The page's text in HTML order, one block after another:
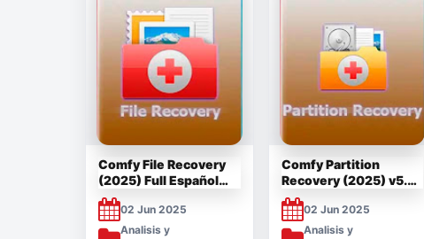
Comfy File Recovery
(2025) Full Español
Multilenguaje [Mega]
02 Jun 2025
Analisis y
Comfy Partition
Recovery (2025) v5.0
Full Español [Mega]
02 Jun 2025
Analisis y